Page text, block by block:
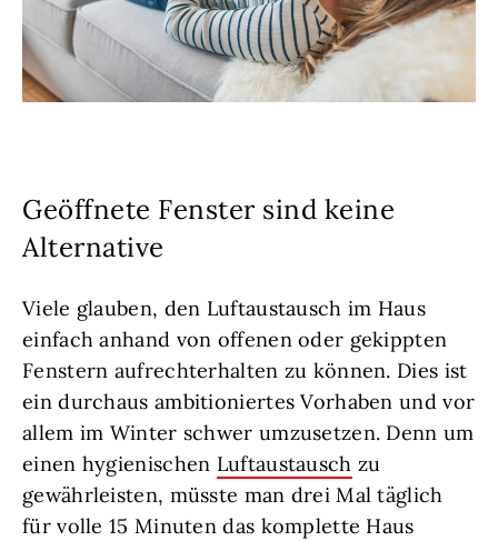
Geöffnete Fenster sind keine
Alternative
Viele glauben, den Luftaustausch im Haus
einfach anhand von offenen oder gekippten
Fenstern aufrechterhalten zu können. Dies ist
ein durchaus ambitioniertes Vorhaben und vor
allem im Winter schwer umzusetzen. Denn um
einen hygienischen Luftaustausch zu
gewährleisten, müsste man drei Mal täglich
für volle 15 Minuten das komplette Haus